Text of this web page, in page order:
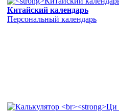
Китайский календарь
Персональный календарь